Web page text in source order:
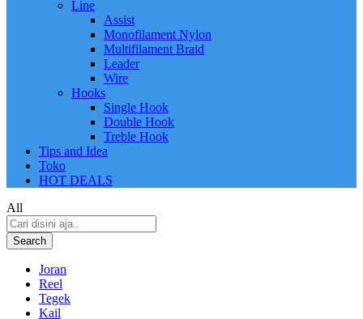
Line
Assist
Monofilament Nylon
Multifilament Braid
Leader
Wire
Hooks
Single Hook
Double Hook
Treble Hook
Tips and Idea
Toko
HOT DEALS
All
Search
Joran
Reel
Tegek
Kail